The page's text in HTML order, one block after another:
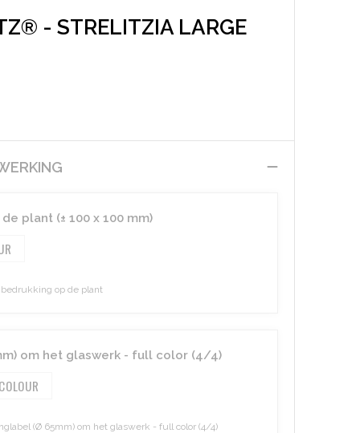
- STRELITZIA LARGE
plant (± 100 x 100 mm)
op de plant
om het glaswerk - full color (4/4)
(Ø 65mm) om het glaswerk - full color (4/4)